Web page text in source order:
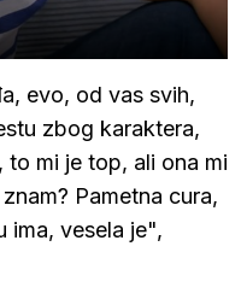
evo, od vas svih,
zbog karaktera,
mi je top, ali ona mi
Pametna cura,
ima, vesela je",